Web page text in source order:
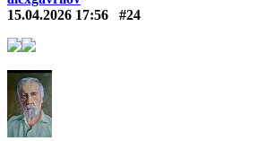
15.04.2026 17:56
#24